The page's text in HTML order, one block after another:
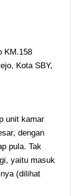
KM.158
Kota SBY,
unit kamar
dengan
pula. Tak
yaitu masuk
(dilihat